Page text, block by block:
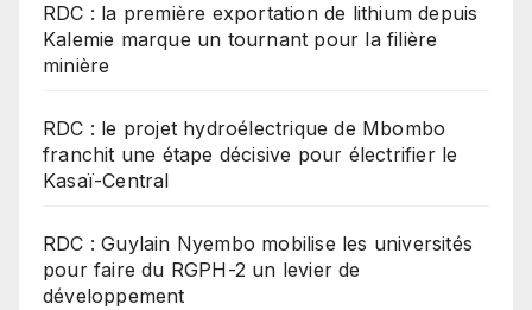
RDC : la première exportation de lithium depuis
Kalemie marque un tournant pour la filière
minière
RDC : le projet hydroélectrique de Mbombo
franchit une étape décisive pour électrifier le
Kasaï-Central
RDC : Guylain Nyembo mobilise les universités
pour faire du RGPH-2 un levier de
développement